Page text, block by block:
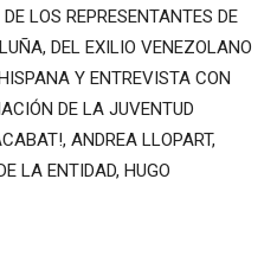
LOS REPRESENTANTES DE
DEL EXILIO VENEZOLANO
Y ENTREVISTA CON
DE LA JUVENTUD
ANDREA LLOPART,
LA ENTIDAD, HUGO